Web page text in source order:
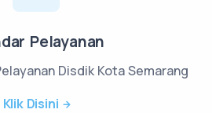
Pelayanan
Disdik Kota Semarang
Klik Disini